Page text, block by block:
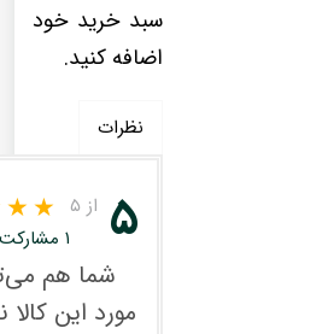
سبد خرید خود
اضافه کنید.
نظرات
۵ از ۵
۱ مشارکت کننده
شما هم
مورد این